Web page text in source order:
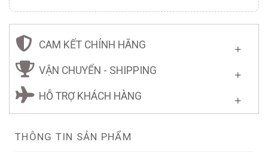
CAM KẾT CHÍNH HÃNG
VẬN CHUYỂN - SHIPPING
HỖ TRỢ KHÁCH HÀNG
THÔNG TIN SẢN PHẨM